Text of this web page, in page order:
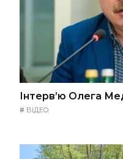
Інтерв’ю Олега
# ВІДЕО